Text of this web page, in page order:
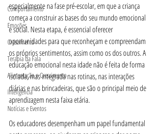
Comportamento
Emoções
Crescimento
Terapia da Fala
Alimentação e Crescimento
Inteligência
Notícias e Eventos
especialmente na fase pré-escolar, em que a criança
começa a construir as bases do seu mundo emocional
e social. Nesta etapa, é essencial oferecer
oportunidades para que reconheçam e compreendam
os próprios sentimentos, assim como os dos outros. A
educação emocional nesta idade não é feita de forma
isolada, mas integrada nas rotinas, nas interações
diárias e nas brincadeiras, que são o principal meio de
aprendizagem nesta faixa etária.
Os educadores desempenham um papel fundamental